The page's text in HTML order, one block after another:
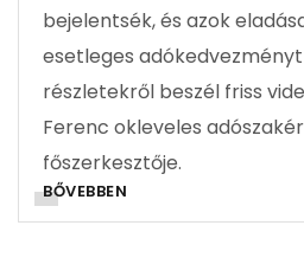
bejelentsék, és azok
esetleges
részletekről beszél friss
Ferenc okleveles
főszerkesztője.
BŐVEBBEN